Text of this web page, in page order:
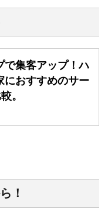
で集客アップ！ハ
におすすめのサー
。
！